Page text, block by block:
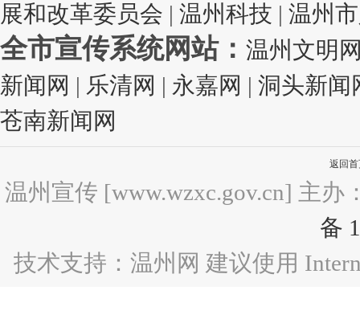
展和改革委员会 | 温州科技 | 温州
全市宣传系统网站： 温州文明
新闻网 | 乐清网 | 永嘉网 | 洞头新闻
苍南新闻网
返回
温州宣传 [www.wzxc.gov.cn] 主
备
技术支持：温州网 建议使用